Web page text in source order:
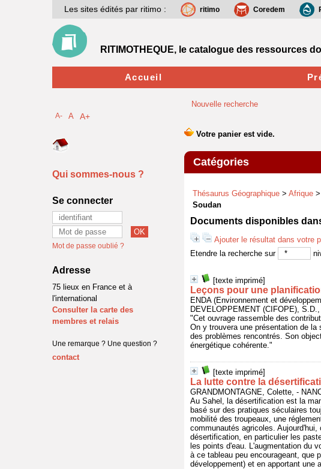
Nouvelle recherche
Catégories
Thésaurus Géographique > Afrique >
Soudan
Documents disponibles
Ajouter le résultat dans votre
Etendre la recherche sur
[texte imprimé]
Leçons pour une
ENDA (Environnement et
DEVELOPPEMENT (CIFOPE), S.D.,
"Cet ouvrage rassemble des
On y trouvera une présentation de
des problèmes rencontrés. Son
énergétique cohérente."
[texte imprimé]
La lutte contre la
GRANDMONTAGNE, Colette, -
Au Sahel, la désertification est la
basé sur des pratiques séculaires
mobilité des troupeaux, une
communautés agricoles.
désertification, en particulier les
les points d'eau. L'augmentation du
à ce tableau peu encourageant, que
développement) et en apportant une
Les sites édités par ritimo : ritimo Coredem
RITIMOTHEQUE, le catalogue des ressources
Accueil
A- A A+
Qui sommes-nous ?
Se connecter
Mot de passe oublié ?
Adresse
75 lieux en France et à
l'international
Consulter la carte des
membres et relais
Une remarque ? Une question ?
contact